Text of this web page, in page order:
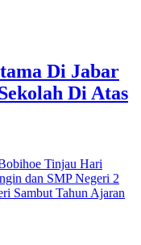
Di Jabar
Di Atas